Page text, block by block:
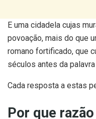
E uma cidadela cujas
povoação, mais do que
romano fortificado, que
séculos antes da
Cada resposta a estas
Por que